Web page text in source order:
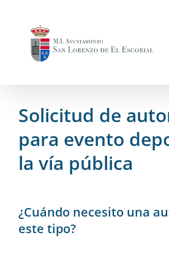
content
Solicitud de
para evento
la vía pública
¿Cuándo necesito una
este tipo?